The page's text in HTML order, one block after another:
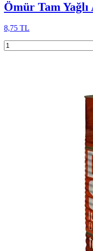
Ömür Tam
8,75 TL